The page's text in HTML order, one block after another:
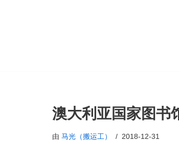
澳大利亚国家图书
由 马光（搬运工） 2018-12-31